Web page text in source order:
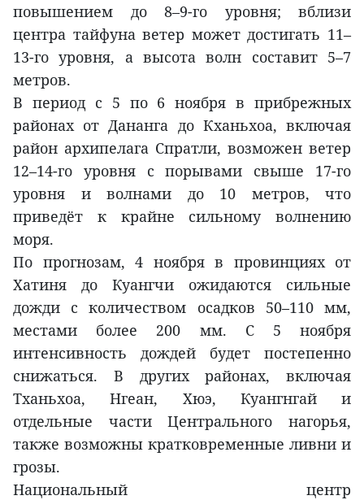
повышением до 8–9-го уровня; вблизи
центра тайфуна ветер может достигать 11–
13-го уровня, а высота волн составит 5–7
метров.
В период с 5 по 6 ноября в прибрежных
районах от Дананга до Кханьхоа, включая
район архипелага Спратли, возможен ветер
12–14-го уровня с порывами свыше 17-го
уровня и волнами до 10 метров, что
приведёт к крайне сильному волнению
моря.
По прогнозам, 4 ноября в провинциях от
Хатиня до Куангчи ожидаются сильные
дожди с количеством осадков 50–110 мм,
местами более 200 мм. С 5 ноября
интенсивность дождей будет постепенно
снижаться. В других районах, включая
Тханьхоа, Нгеан, Хюэ, Куангнгай и
отдельные части Центрального нагорья,
также возможны кратковременные ливни и
грозы.
Национальный центр